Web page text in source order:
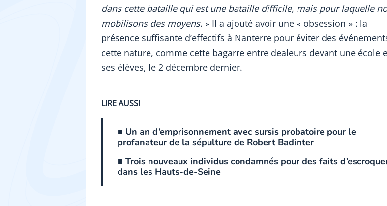
dans cette bataille qui est une bataille difficile, mais pour laquelle
mobilisons des moyens. » Il a ajouté avoir une « obsession » : la
présence suffisante d’effectifs à Nanterre pour éviter des
cette nature, comme cette bagarre entre dealeurs devant une école
ses élèves, le 2 décembre dernier.
LIRE AUSSI
■ Un an d’emprisonnement avec sursis probatoire pour le
profanateur de la sépulture de Robert Badinter
■ Trois nouveaux individus condamnés pour des faits
dans les Hauts-de-Seine